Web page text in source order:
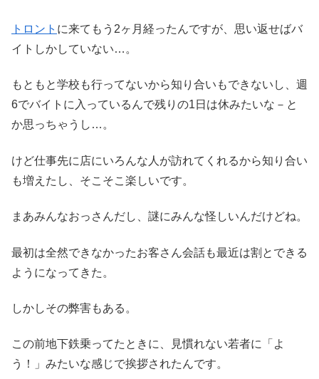
トロント に来てもう2ヶ月経ったんですが、思い返せばバ
イトしかしていない…。
もともと学校も行ってないから知り合いもできないし、週
6でバイトに入っているんで残りの1日は休みたいな－と
か思っちゃうし…。
けど仕事先に店にいろんな人が訪れてくれるから知り合い
も増えたし、そこそこ楽しいです。
まあみんなおっさんだし、謎にみんな怪しいんだけどね。
最初は全然できなかったお客さん会話も最近は割とできる
ようになってきた。
しかしその弊害もある。
この前地下鉄乗ってたときに、見慣れない若者に「よ
う！」みたいな感じで挨拶されたんです。